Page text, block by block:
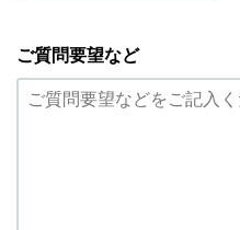
ご質問要望など